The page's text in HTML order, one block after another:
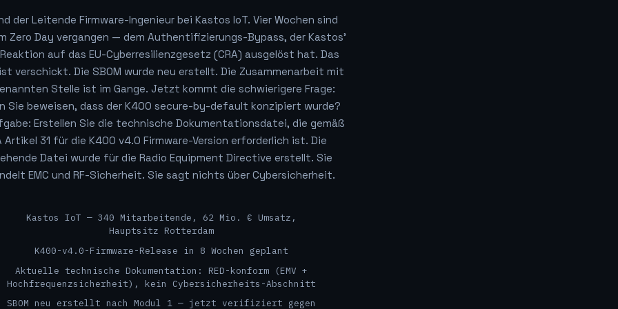
der Leitende Firmware-Ingenieur bei Kastos IoT. Vier Wochen sind
Zero Day vergangen — dem Authentifizierungs-Bypass, der Kastos'
auf das EU-Cyberresilienzgesetz (CRA) ausgelöst hat. Das
verschickt. Die SBOM wurde neu erstellt. Die Zusammenarbeit mit
Stelle ist im Gange. Jetzt kommt die schwierigere Frage:
Sie beweisen, dass der K400 secure-by-default konzipiert wurde?
Erstellen Sie die technische Dokumentationsdatei, die gemäß
Artikel 31 für die K400 v4.0 Firmware-Version erforderlich ist. Die
Datei wurde für die Radio Equipment Directive erstellt. Sie
EMC und RF-Sicherheit. Sie sagt nichts über Cybersicherheit.
Kastos IoT — 340 Mitarbeitende, 62 Mio. € Umsatz,
Hauptsitz Rotterdam
K400-v4.0-Firmware-Release in 8 Wochen geplant
Aktuelle technische Dokumentation: RED-konform (EMV +
Hochfrequenzsicherheit), kein Cybersicherheits-Abschnitt
SBOM neu erstellt nach Modul 1 — jetzt verifiziert gegen